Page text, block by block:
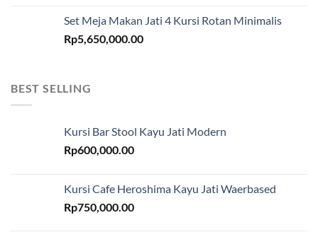
Set Meja Makan Jati 4 Kursi Rotan Minimalis
Rp5,650,000.00
BEST SELLING
Kursi Bar Stool Kayu Jati Modern
Rp600,000.00
Kursi Cafe Heroshima Kayu Jati Waerbased
Rp750,000.00